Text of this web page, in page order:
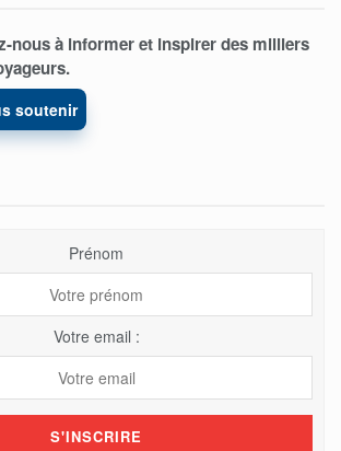
nous à informer et inspirer des milliers
soutenir
Prénom
Votre email :